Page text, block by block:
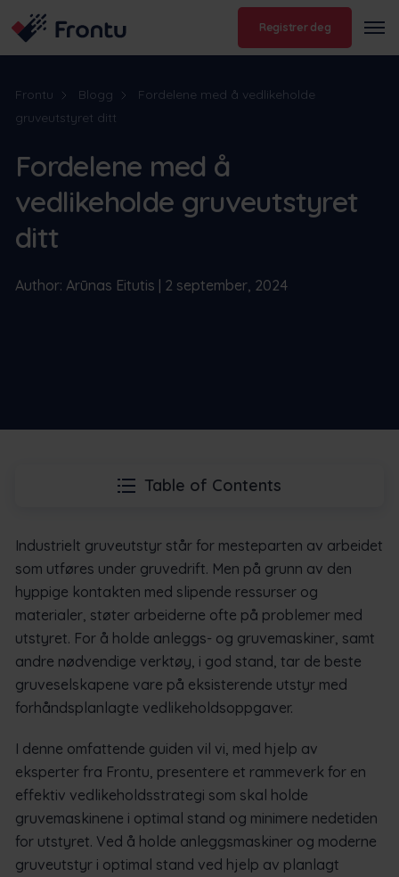
Registrer deg
Frontu Blogg
Fordelene med å vedlikeholde
gruveutstyret ditt
Fordelene med å
vedlikeholde gruveutstyret
ditt
Author: Arūnas Eitutis | 2 september, 2024
Table of Contents
Industrielt gruveutstyr står for mesteparten av arbeidet
som utføres under gruvedrift. Men på grunn av den
hyppige kontakten med slipende ressurser og
materialer, støter arbeiderne ofte på problemer med
utstyret. For å holde anleggs- og gruvemaskiner, samt
andre nødvendige verktøy, i god stand, tar de beste
gruveselskapene vare på eksisterende utstyr med
forhåndsplanlagte vedlikeholdsoppgaver.
I denne omfattende guiden vil vi, med hjelp av
eksperter fra Frontu, presentere et rammeverk for en
effektiv vedlikeholdsstrategi som skal holde
gruvemaskinene i optimal stand og minimere nedetiden
for utstyret. Ved å holde anleggsmaskiner og moderne
gruveutstyr i optimal stand ved hjelp av planlagt